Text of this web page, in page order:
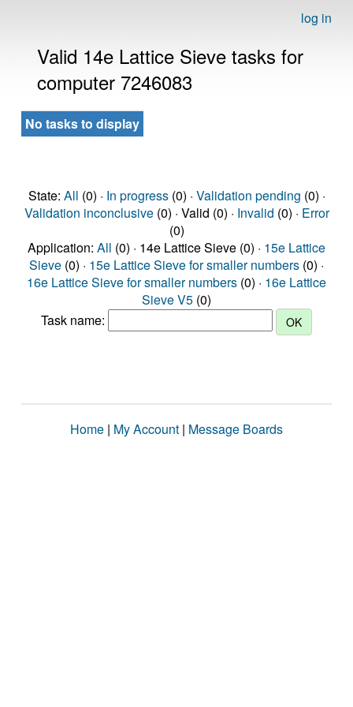
log in
Valid 14e Lattice Sieve tasks for
computer 7246083
No tasks to display
State: All (0) · In progress(0) · Validation pending (0) ·
Validation inconclusive(0) · Valid (0) · Invalid (0) · Error
(0)
Application: All (0) · 14e Lattice Sieve (0) · 15e Lattice
Sieve (0) · 15e Lattice Sieve for smaller numbers (0) ·
16e Lattice Sieve for smaller numbers (0) · 16e Lattice
Sieve V5 (0)
Task name:
Home | My Account | Message Boards